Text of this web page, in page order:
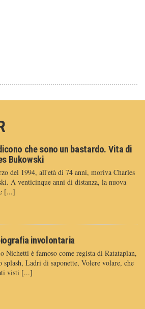
che sono un bastardo. Vita di
Bukowski
del 1994, all'età di 74 anni, moriva Charles
A venticinque anni di distanza, la nuova
[...]
involontaria
Nichetti è famoso come regista di Ratataplan,
splash, Ladri di saponette, Volere volare, che
visti [...]